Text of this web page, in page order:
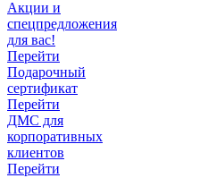
Акции и
спецпредложения
для вас!
Перейти
Подарочный
сертификат
Перейти
ДМС для
корпоративных
клиентов
Перейти